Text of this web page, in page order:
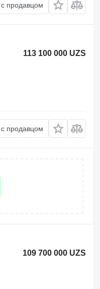
с продавцом
113 100 000 UZS
с продавцом
109 700 000 UZS